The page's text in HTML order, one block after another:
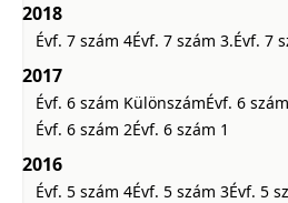
2018
Évf. 7 szám 4Évf. 7 szám 3.Évf. 7
2017
Évf. 6 szám KülönszámÉvf. 6
Évf. 6 szám 2Évf. 6 szám 1
2016
Évf. 5 szám 4Évf. 5 szám 3Évf. 5